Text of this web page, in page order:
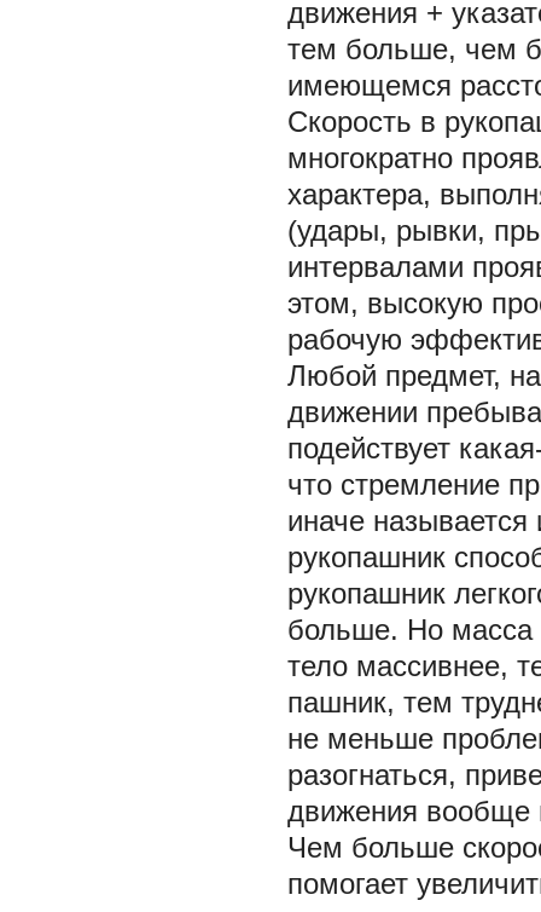
движения +
тем больше, чем
имеющемся
Скорость в
многократно
характера,
(удары, рывки,
интервалами
этом, высокую
рабочую
Любой предмет,
движении
подействует
что стремление
иначе
рукопашник
рукопашник
больше. Но масса
тело массивнее,
пашник, тем
не меньше
разогнаться,
движения вообще
Чем больше
помогает